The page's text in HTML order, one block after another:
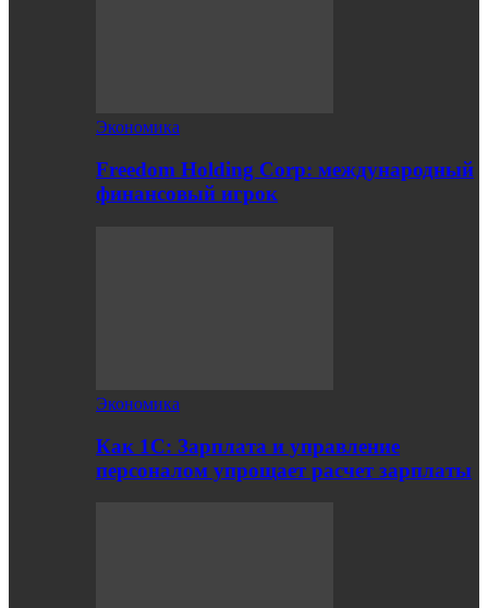
Экономика
Freedom Holding Corp: международный
финансовый игрок
Экономика
Как 1С: Зарплата и управление
персоналом упрощает расчет зарплаты